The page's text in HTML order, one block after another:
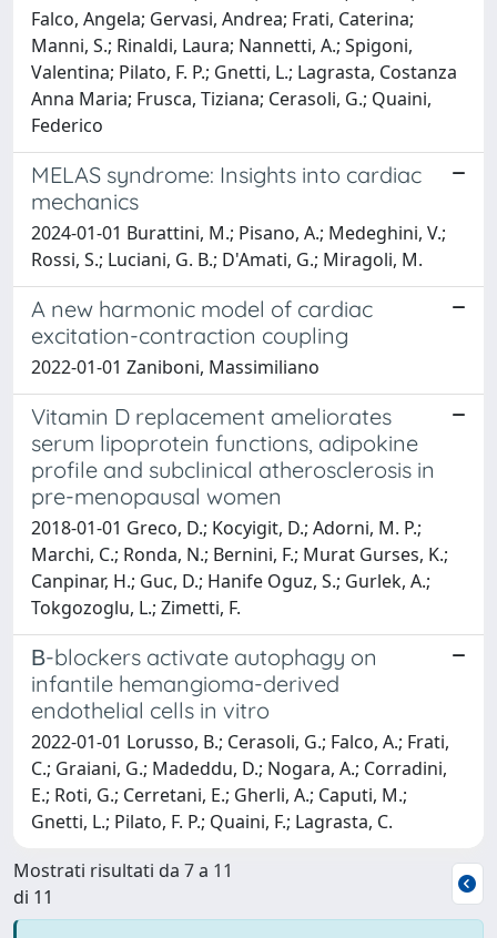
Falco, Angela; Gervasi, Andrea; Frati, Caterina;
Manni, S.; Rinaldi, Laura; Nannetti, A.; Spigoni,
Valentina; Pilato, F. P.; Gnetti, L.; Lagrasta, Costanza
Anna Maria; Frusca, Tiziana; Cerasoli, G.; Quaini,
Federico
MELAS syndrome: Insights into cardiac
mechanics
2024-01-01 Burattini, M.; Pisano, A.; Medeghini, V.;
Rossi, S.; Luciani, G. B.; D'Amati, G.; Miragoli, M.
A new harmonic model of cardiac
excitation-contraction coupling
2022-01-01 Zaniboni, Massimiliano
Vitamin D replacement ameliorates
serum lipoprotein functions, adipokine
profile and subclinical atherosclerosis in
pre-menopausal women
2018-01-01 Greco, D.; Kocyigit, D.; Adorni, M. P.;
Marchi, C.; Ronda, N.; Bernini, F.; Murat Gurses, K.;
Canpinar, H.; Guc, D.; Hanife Oguz, S.; Gurlek, A.;
Tokgozoglu, L.; Zimetti, F.
Β-blockers activate autophagy on
infantile hemangioma-derived
endothelial cells in vitro
2022-01-01 Lorusso, B.; Cerasoli, G.; Falco, A.; Frati,
C.; Graiani, G.; Madeddu, D.; Nogara, A.; Corradini,
E.; Roti, G.; Cerretani, E.; Gherli, A.; Caputi, M.;
Gnetti, L.; Pilato, F. P.; Quaini, F.; Lagrasta, C.
Mostrati risultati da 7 a 11
di 11